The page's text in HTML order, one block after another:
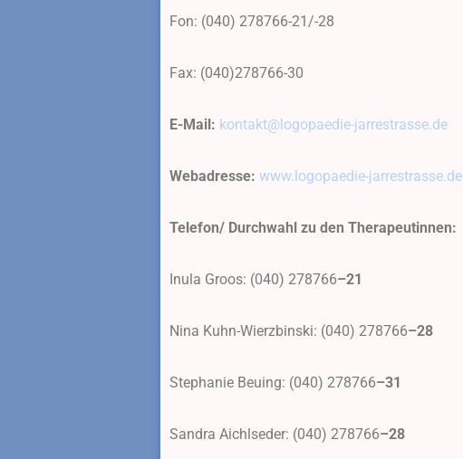
Fon: (040) 278766-21/-28
Fax: (040)278766-30
E-Mail: kontakt@logopaedie-jarrestrasse.de
Webadresse: www.logopaedie-jarrestrasse.de
Telefon/ Durchwahl zu den Therapeutinnen:
Inula Groos: (040) 278766–21
Nina Kuhn-Wierzbinski: (040) 278766–28
Stephanie Beuing: (040) 278766–31
Sandra Aichlseder: (040) 278766–28